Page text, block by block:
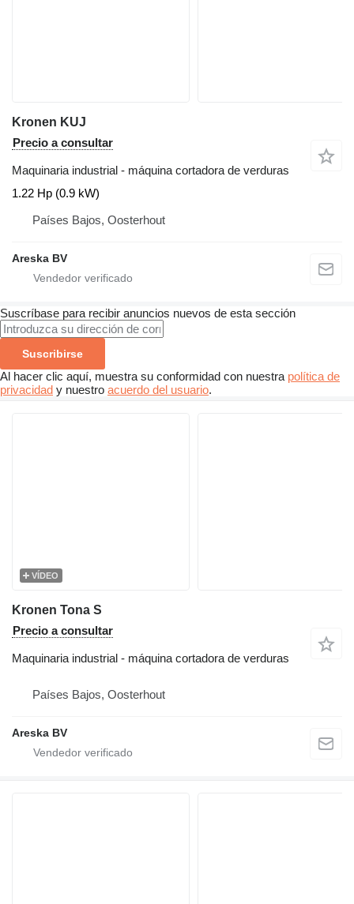
Kronen KUJ
Precio a consultar
Maquinaria industrial - máquina cortadora de verduras
1.22 Hp (0.9 kW)
Países Bajos, Oosterhout
Areska BV
Suscríbase para recibir anuncios nuevos de esta sección
Suscribirse
Al hacer clic aquí, muestra su conformidad con nuestra política de
privacidad y nuestro acuerdo del usuario.
VÍDEO
Kronen Tona S
Precio a consultar
Maquinaria industrial - máquina cortadora de verduras
Países Bajos, Oosterhout
Areska BV